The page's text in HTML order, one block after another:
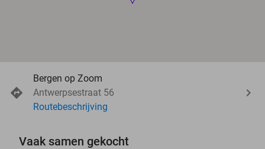
Bergen op Zoom
Antwerpsestraat 56
Routebeschrijving
Vaak samen gekocht